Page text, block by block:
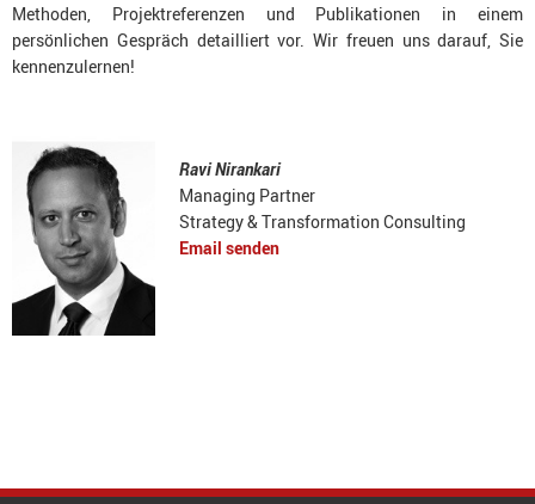
Methoden, Projektreferenzen und Publikationen in einem
persönlichen Gespräch detailliert vor. Wir freuen uns darauf, Sie
kennenzulernen!
Ravi Nirankari
Managing Partner
Strategy & Transformation Consulting
Email senden